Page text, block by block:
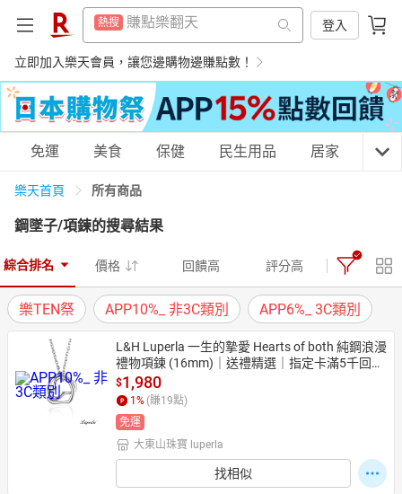
熱搜 299超取免運
熱搜 防颱專區
熱搜 平板電腦
熱搜 微波爐
點數10%
熱搜 熱門飯店推薦
登入
立即加入樂天會員，讓您邊購物邊賺點數！
熱搜 防颱專區
平板電腦
熱搜 微波爐
熱搜 電子閱讀器
熱搜 吹風機
熱搜 床架
熱搜 點數10%
熱搜 熱門飯店推薦
購物網分類
居家生活 3C家電 運動休閒 親子玩具
女裝 男裝
免運 美食 保健 民生用品 居家 3C
樂天首頁 所有商品
鋼墜子/項鍊的搜尋結果
綜合排名 價格 回饋高 評分高
樂TEN祭 APP10%_ 非3C類別 APP6%_ 3C類別
L&H Luperla 一生的摯愛 Hearts of both 純鋼浪漫
禮物項鍊 (16mm)｜送禮精選｜指定卡滿5千回饋
10%
$1,980
1 % (賺19點)
免運
大東山珠寶 luperla
找相似